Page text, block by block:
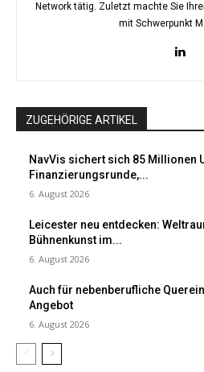
Network tätig. Zuletzt machte Sie
mit Schwerpunkt
ZUGEHÖRIGE ARTIKEL
NavVis sichert sich 85 Millionen
Finanzierungsrunde,...
6. August 2026
Leicester neu entdecken:
Bühnenkunst im...
6. August 2026
Auch für nebenberufliche
Angebot
6. August 2026